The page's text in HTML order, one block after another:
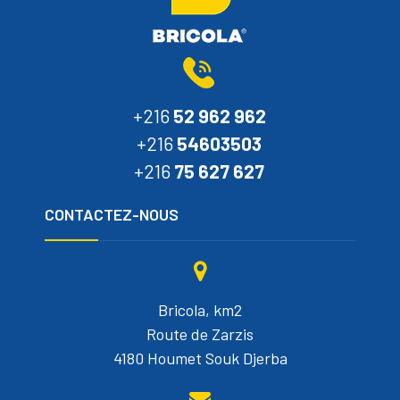
+216 52 962 962
+216 54603503
+216 75 627 627
CONTACTEZ-NOUS
Bricola, km2
Route de Zarzis
4180 Houmet Souk Djerba